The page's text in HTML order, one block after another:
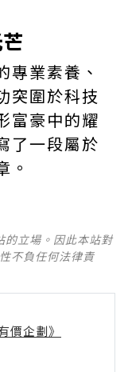
專業素養、
突圍於科技
富豪中的耀
了一段屬於
。
的立場。因此本站對
不負任何法律責
價企劃》